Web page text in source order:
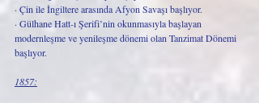
· Çin ile İngiltere arasında Afyon Savaşı başlıyor.
· Gülhane Hatt-ı Şerifi’nin okunmasıyla başlayan
modernleşme ve yenileşme dönemi olan Tanzimat Dönemi
başlıyor.
1857: